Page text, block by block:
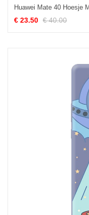
€ 23.50 € 40.00